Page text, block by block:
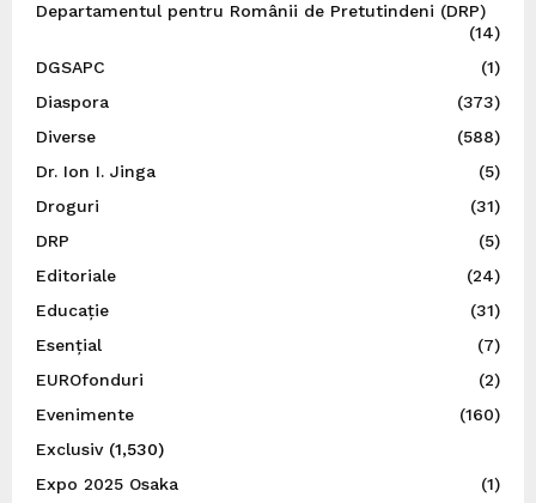
Departamentul pentru Românii de Pretutindeni (DRP)
(14)
DGSAPC
(1)
Diaspora
(373)
Diverse
(588)
Dr. Ion I. Jinga
(5)
Droguri
(31)
DRP
(5)
Editoriale
(24)
Educație
(31)
Esențial
(7)
EUROfonduri
(2)
Evenimente
(160)
Exclusiv(1,530)
Expo 2025 Osaka
(1)